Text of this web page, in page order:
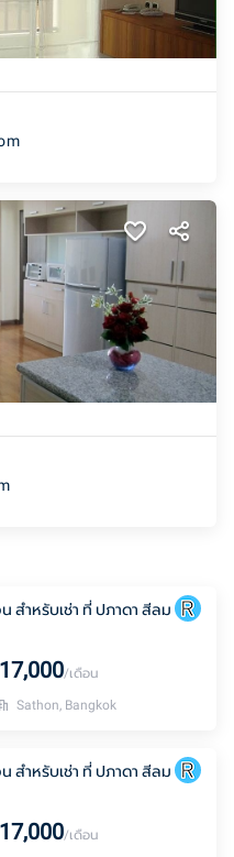
สำหรับเช่า ที่ ปภาดา สีลม
17,000/เดือน
Sathon, Bangkok
สำหรับเช่า ที่ ปภาดา สีลม
17,000/เดือน